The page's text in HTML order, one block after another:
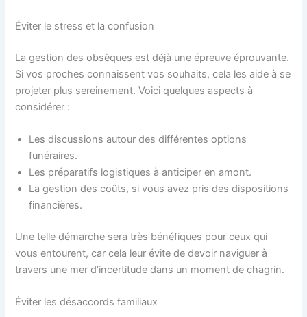
Éviter le stress et la confusion
La gestion des obsèques est déjà une épreuve éprouvante.
Si vos proches connaissent vos souhaits, cela les aide à se
projeter plus sereinement. Voici quelques aspects à
considérer :
Les discussions autour des différentes options
funéraires.
Les préparatifs logistiques à anticiper en amont.
La gestion des coûts, si vous avez pris des dispositions
financières.
Une telle démarche sera très bénéfiques pour ceux qui
vous entourent, car cela leur évite de devoir naviguer à
travers une mer d’incertitude dans un moment de chagrin.
Éviter les désaccords familiaux